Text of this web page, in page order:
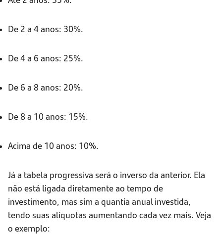
De 2 a 4 anos: 30%.
De 4 a 6 anos: 25%.
De 6 a 8 anos: 20%.
De 8 a 10 anos: 15%.
Acima de 10 anos: 10%.
Já a tabela progressiva será o inverso da anterior. Ela
não está ligada diretamente ao tempo de
investimento, mas sim a quantia anual investida,
tendo suas alíquotas aumentando cada vez mais. Veja
o exemplo: